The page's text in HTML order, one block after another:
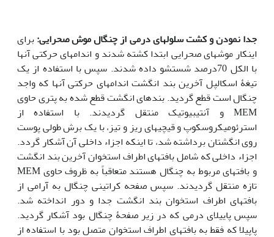
جدا نمودن و کشت سلولهای درمی از چنگال موش صحرایی:برای
اینکار موشهای صحرایی ابتدا کشته شدند و اندامهای حرکتی آنها
با الکل 70درصد شستشو داده شدند. سپس با استفاده از یک
تیغۀ اسکالپل آخرین بند انگشت اندامهای حرکتی آنها که واجد
چنگال است قطع گردید. بندهای انگشت قطع شده به پتری حاوی
MEM و آنتی‏بیوتیک منتقل گردیدند. با استفاده از
استرئومیکروسکوپ و قیچی‏های ریز و تیز، با یک برش طولی پوست
روی انگشتان برداشته شد، تا اینکه اجزاء داخلی آن آشکار گردد.
اجزاء داخلی که شامل بافتهای اطراف استخوان آخرین بند انگشت
و بافتهای مربوط به چنگال هستند متعاقباً به ظروف حاوی MEM
تازه منتقل گردیدند. سپس صفحه کراتینی چنگال به آرامی از
بافتهای اطراف استخوان بند انگشت جدا و دور انداخته شد.
سپس پاییلای درمی که در زیر صفحۀ چنگال بود آشکار گردید.
پاپیلا که فقط به بافتهای اطراف استخوان متصل بود با استفاده از